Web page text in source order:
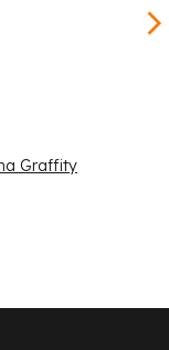
Graffity